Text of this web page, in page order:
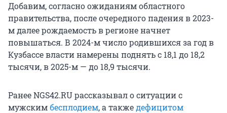
Добавим, согласно ожиданиям областного
правительства, после очередного падения в 2023-
м далее рождаемость в регионе начнет
повышаться. В 2024-м число родившихся за год в
Кузбассе власти намерены поднять с 18,1 до 18,2
тысячи, в 2025-м — до 18,9 тысячи.
Ранее NGS42.RU рассказывал о ситуации с
мужскимбесплодием, а такжедефицитом